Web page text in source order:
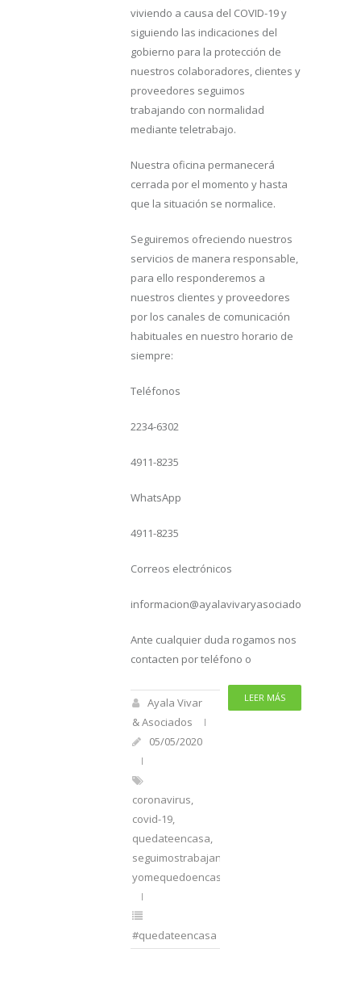
viviendo a causa del COVID-19 y
siguiendo las indicaciones del
gobierno para la protección de
nuestros colaboradores, clientes y
proveedores seguimos
trabajando con normalidad
mediante teletrabajo.
Nuestra oficina permanecerá
cerrada por el momento y hasta
que la situación se normalice.
Seguiremos ofreciendo nuestros
servicios de manera responsable,
para ello responderemos a
nuestros clientes y proveedores
por los canales de comunicación
habituales en nuestro horario de
siempre:
Teléfonos
2234-6302
4911-8235
WhatsApp
4911-8235
Correos electrónicos
informacion@ayalavivaryasociados.com
Ante cualquier duda rogamos nos
contacten por teléfono o
LEER MÁS
Ayala Vivar
& Asociados
05/05/2020
coronavirus,
covid-19,
quedateencasa,
seguimostrabajando
yomequedoencasa
#quedateencasa